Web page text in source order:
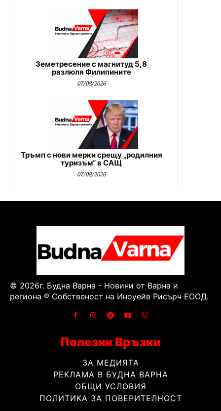
Земетресение с магнитуд 5,8
разлюля Филипините
07/08/2026
Тръмп с нови мерки срещу „родилния
туризъм“ в САЩ
07/08/2026
© 2026г. Будна Варна - Новини от Варна и
региона ® Собственост на Иноуейв Рисърч ЕООД.
Полезни Връзки
ЗА МЕДИЯТА
РЕКЛАМА В БУДНА ВАРНА
ОБЩИ УСЛОВИЯ
ПОЛИТИКА ЗА ПОВЕРИТЕЛНОСТ